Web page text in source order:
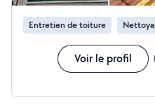
obtenir un devis gratuit Vous pouvez également
consulté mon site internet
Entretien de toiture
Voir le profil